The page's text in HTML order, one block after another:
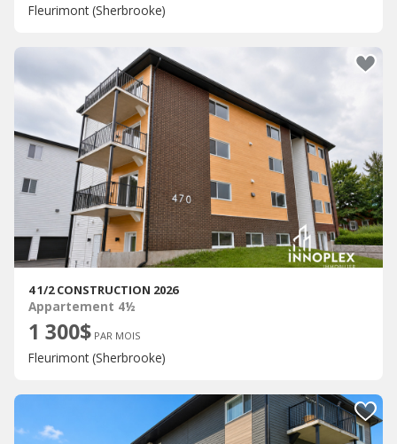
Fleurimont (Sherbrooke)
4 1/2 CONSTRUCTION 2026
Appartement 4½
1 300$ PAR MOIS
Fleurimont (Sherbrooke)